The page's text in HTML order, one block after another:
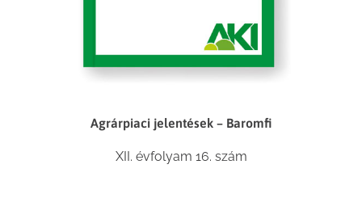
Agrárpiaci jelentések – Baromfi
XII. évfolyam 16. szám